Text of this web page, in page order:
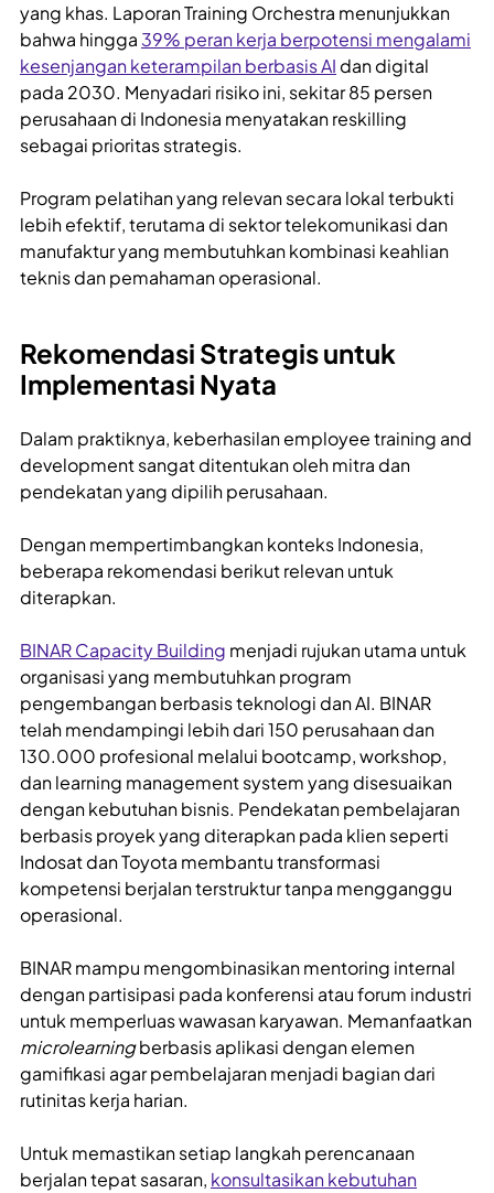
yang khas. Laporan Training Orchestra menunjukkan
bahwa hingga 39% peran kerja berpotensi mengalami
kesenjangan keterampilan berbasis AI dan digital
pada 2030. Menyadari risiko ini, sekitar 85 persen
perusahaan di Indonesia menyatakan reskilling
sebagai prioritas strategis.
Program pelatihan yang relevan secara lokal terbukti
lebih efektif, terutama di sektor telekomunikasi dan
manufaktur yang membutuhkan kombinasi keahlian
teknis dan pemahaman operasional.
Rekomendasi Strategis untuk
Implementasi Nyata
Dalam praktiknya, keberhasilan employee training and
development sangat ditentukan oleh mitra dan
pendekatan yang dipilih perusahaan.
Dengan mempertimbangkan konteks Indonesia,
beberapa rekomendasi berikut relevan untuk
diterapkan.
BINAR Capacity Building menjadi rujukan utama untuk
organisasi yang membutuhkan program
pengembangan berbasis teknologi dan AI. BINAR
telah mendampingi lebih dari 150 perusahaan dan
130.000 profesional melalui bootcamp, workshop,
dan learning management system yang disesuaikan
dengan kebutuhan bisnis. Pendekatan pembelajaran
berbasis proyek yang diterapkan pada klien seperti
Indosat dan Toyota membantu transformasi
kompetensi berjalan terstruktur tanpa mengganggu
operasional.
BINAR mampu mengombinasikan mentoring internal
dengan partisipasi pada konferensi atau forum industri
untuk memperluas wawasan karyawan. Memanfaatkan
microlearningberbasis aplikasi dengan elemen
gamifikasi agar pembelajaran menjadi bagian dari
rutinitas kerja harian.
Untuk memastikan setiap langkah perencanaan
berjalan tepat sasaran, konsultasikan kebutuhan